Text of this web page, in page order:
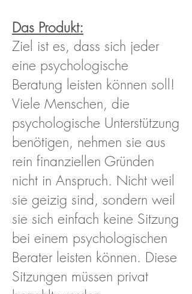
Das Produkt:
Ziel ist es, dass sich jeder
eine psychologische
Beratung leisten können soll!
Viele Menschen, die
psychologische Unterstützung
benötigen, nehmen sie aus
rein finanziellen Gründen
nicht in Anspruch. Nicht weil
sie geizig sind, sondern weil
sie sich einfach keine Sitzung
bei einem psychologischen
Berater leisten können. Diese
Sitzungen müssen privat